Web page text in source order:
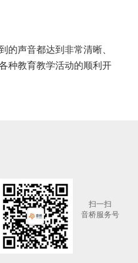
的声音都达到非常清晰、
种教育教学活动的顺利开
扫一扫
音桥服务号